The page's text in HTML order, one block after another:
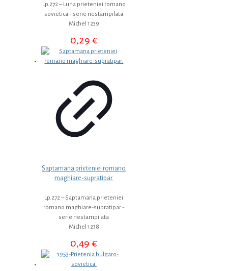
Lp.272 – Luna prieteniei romano
sovietica.- serie nestampilata
Michel 1239
0,29 €
Saptamana prieteniei romano
maghiare-supratipar.
Lp.272 – Saptamana prieteniei
romano maghiare-supratipar.-
serie nestampilata
Michel 1238
0,49€